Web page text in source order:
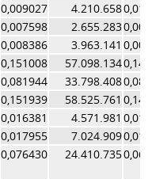
0,009027 4.210.658
0,007598 2.655.283
0,008386 3.963.141
0,151008 57.098.134
0,081944 33.798.408
0,151939 58.525.761
0,016381 4.571.981
0,017955 7.024.909
0,076430 24.410.735